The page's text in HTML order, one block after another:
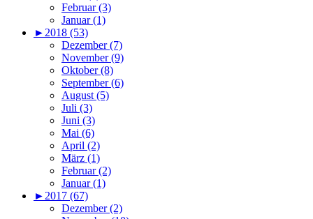
Februar (3)
Januar (1)
► 2018 (53)
Dezember (7)
November (9)
Oktober (8)
September (6)
August (5)
Juli (3)
Juni (3)
Mai (6)
April (2)
März (1)
Februar (2)
Januar (1)
► 2017 (67)
Dezember (2)